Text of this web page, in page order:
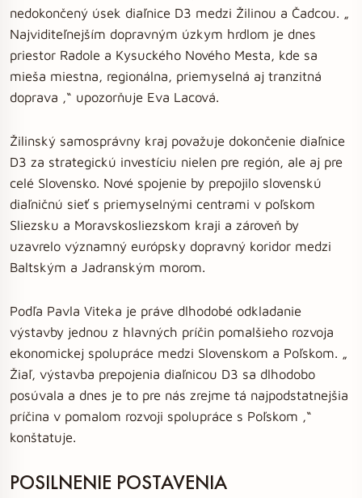
nedokončený úsek diaľnice D3 medzi Žilinou a Čadcou. „
Najviditeľnejším dopravným úzkym hrdlom je dnes
priestor Radole a Kysuckého Nového Mesta, kde sa
mieša miestna, regionálna, priemyselná aj tranzitná
doprava ,“ upozorňuje Eva Lacová.
Žilinský samosprávny kraj považuje dokončenie diaľnice
D3 za strategickú investíciu nielen pre región, ale aj pre
celé Slovensko. Nové spojenie by prepojilo slovenskú
diaľničnú sieť s priemyselnými centrami v poľskom
Sliezsku a Moravskosliezskom kraji a zároveň by
uzavrelo významný európsky dopravný koridor medzi
Baltským a Jadranským morom.
Podľa Pavla Viteka je práve dlhodobé odkladanie
výstavby jednou z hlavných príčin pomalšieho rozvoja
ekonomickej spolupráce medzi Slovenskom a Poľskom. „
Žiaľ, výstavba prepojenia diaľnicou D3 sa dlhodobo
posúvala a dnes je to pre nás zrejme tá najpodstatnejšia
príčina v pomalom rozvoji spolupráce s Poľskom ,“
konštatuje.
POSILNENIE POSTAVENIA